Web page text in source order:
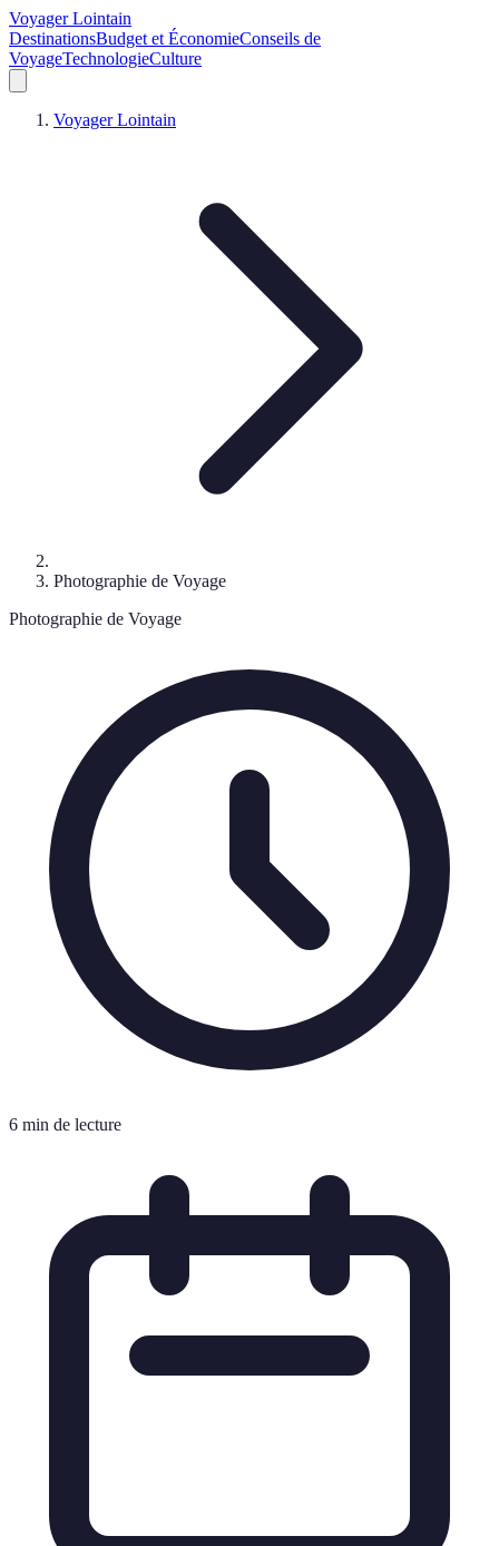
Voyager Lointain
DestinationsBudget et ÉconomieConseils de
VoyageTechnologieCulture
Voyager Lointain
Photographie de Voyage
Photographie de Voyage
6 min de lecture